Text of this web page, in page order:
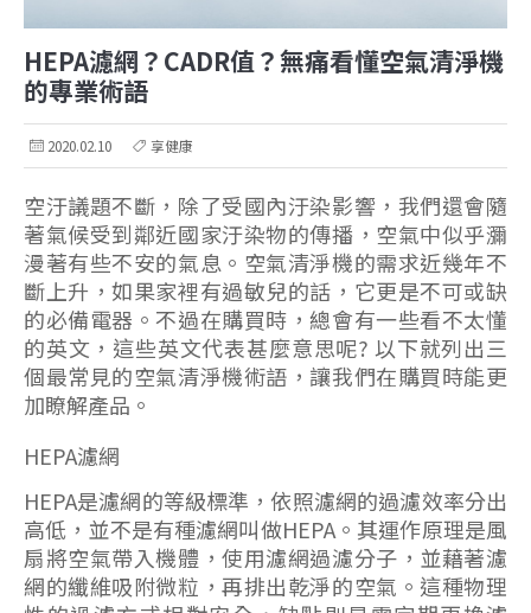
HEPA濾網？CADR值？無痛看懂空氣清淨機
的專業術語
2020.02.10 享健康
空汙議題不斷，除了受國內汙染影響，我們還會隨
著氣候受到鄰近國家汙染物的傳播，空氣中似乎瀰
漫著有些不安的氣息。空氣清淨機的需求近幾年不
斷上升，如果家裡有過敏兒的話，它更是不可或缺
的必備電器。不過在購買時，總會有一些看不太懂
的英文，這些英文代表甚麼意思呢? 以下就列出三
個最常見的空氣清淨機術語，讓我們在購買時能更
加瞭解產品。
HEPA濾網
HEPA是濾網的等級標準，依照濾網的過濾效率分出
高低，並不是有種濾網叫做HEPA。其運作原理是風
扇將空氣帶入機體，使用濾網過濾分子，並藉著濾
網的纖維吸附微粒，再排出乾淨的空氣。這種物理